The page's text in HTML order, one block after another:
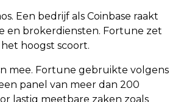
Een bedrijf als Coinbase raakt
en brokerdiensten. Fortune zet
het hoogst scoort.
mee. Fortune gebruikte volgens
panel van meer dan 200
lastig meetbare zaken zoals